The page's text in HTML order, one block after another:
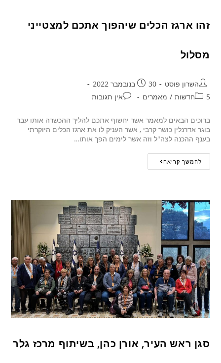
זהו ארגז הכלים שיהפוך אתכם למצטייני
מסלול
השרון פוסט
30 בנובמבר 2022
5חדשות
/ מאמרים אין תגובות
ברוכים הבאים למאמר אשר יחשוף אתכם להליך ההכשרה אותו עבר
בוגר אדרנלין כושר קרבי , אשר העניק לו את ארגז הכלים היוקרתי
בענף ההכנה לצה"ל וזה אשר לימים הפך אותו…
להמשך קריאה
סגן ראש העיר, אורן כהן, בשיתוף מרכז גלר